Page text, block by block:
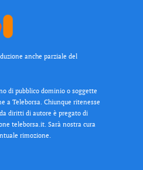
anche parziale del
di pubblico dominio o soggette
a Teleborsa. Chiunque ritenesse
diritti di autore è pregato di
teleborsa.it. Sarà nostra cura
rimozione.